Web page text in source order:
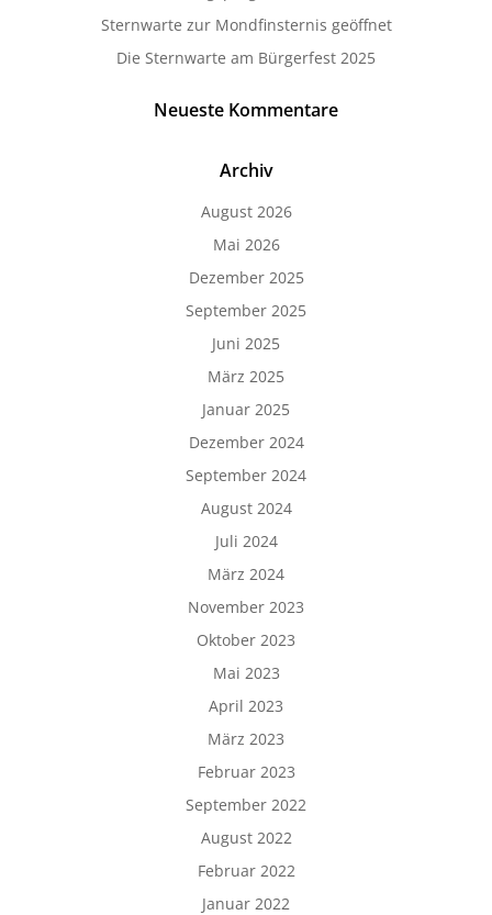
Sternwarte zur Mondfinsternis geöffnet
Die Sternwarte am Bürgerfest 2025
Neueste Kommentare
Archiv
August 2026
Mai 2026
Dezember 2025
September 2025
Juni 2025
März 2025
Januar 2025
Dezember 2024
September 2024
August 2024
Juli 2024
März 2024
November 2023
Oktober 2023
Mai 2023
April 2023
März 2023
Februar 2023
September 2022
August 2022
Februar 2022
Januar 2022